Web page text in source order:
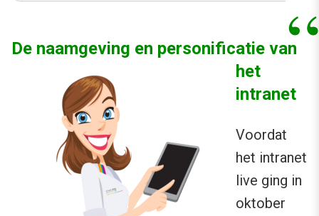
De naamgeving en personificatie van
het
intranet
Voordat
het intranet
live ging in
oktober